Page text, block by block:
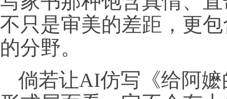
不只是审美的差距，更
的分野。
倘若让AI仿写《给阿